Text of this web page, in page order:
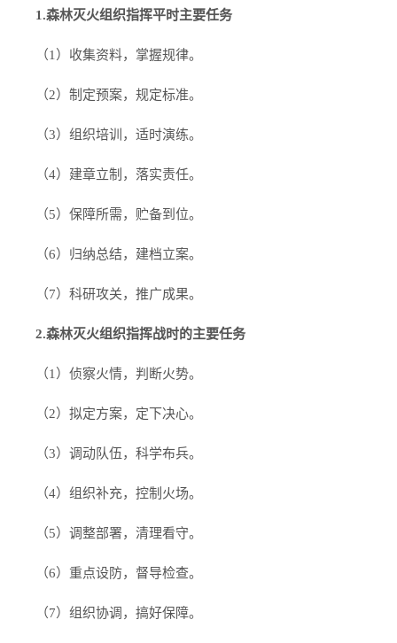
1.森林灭火组织指挥平时主要任务
（1）收集资料，掌握规律。
（2）制定预案，规定标准。
（3）组织培训，适时演练。
（4）建章立制，落实责任。
（5）保障所需，贮备到位。
（6）归纳总结，建档立案。
（7）科研攻关，推广成果。
2.森林灭火组织指挥战时的主要任务
（1）侦察火情，判断火势。
（2）拟定方案，定下决心。
（3）调动队伍，科学布兵。
（4）组织补充，控制火场。
（5）调整部署，清理看守。
（6）重点设防，督导检查。
（7）组织协调，搞好保障。